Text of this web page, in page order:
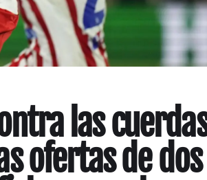
las
ofertas de dos